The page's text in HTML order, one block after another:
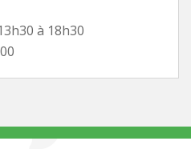
à 18h30